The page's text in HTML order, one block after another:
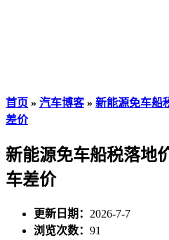
首页 » 汽车博客» 新能源免车船
差价
新能源免车船税落地
车差价
更新日期： 2026-7-7
浏览次数： 91